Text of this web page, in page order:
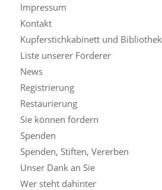
Impressum
Kontakt
Kupferstichkabinett und Bibliothek
Liste unserer Förderer
News
Registrierung
Restaurierung
Sie können fördern
Spenden
Spenden, Stiften, Vererben
Unser Dank an Sie
Wer steht dahinter